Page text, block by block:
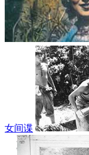
女间谍